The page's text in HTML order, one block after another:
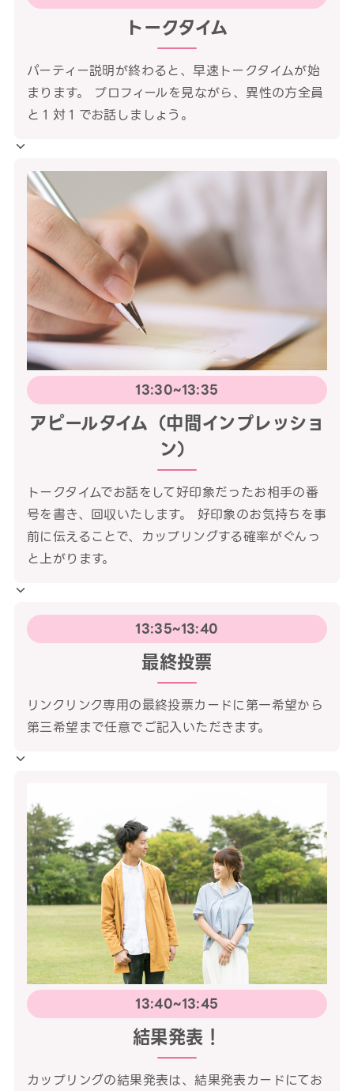
トークタイム
パーティー説明が終わると、早速トークタイムが始
まります。 プロフィールを見ながら、異性の方全員
と１対１でお話しましょう。
13:30~13:35
アピールタイム（中間インプレッショ
ン）
トークタイムでお話をして好印象だったお相手の番
号を書き、回収いたします。 好印象のお気持ちを事
前に伝えることで、カップリングする確率がぐんっ
と上がります。
13:35~13:40
最終投票
リンクリンク専用の最終投票カードに第一希望から
第三希望まで任意でご記入いただきます。
13:40~13:45
結果発表！
カップリングの結果発表は、結果発表カードにてお